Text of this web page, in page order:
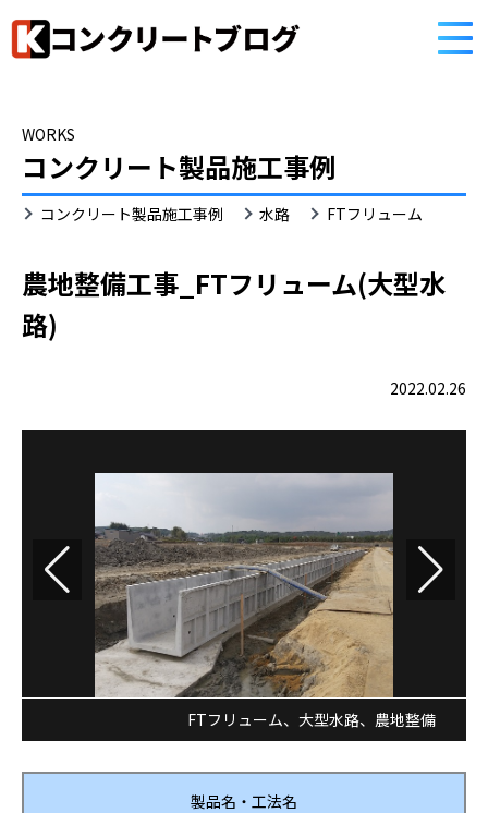
WORKS
コンクリート製品施工事例
FT
フ
ュ
ー
ム
コンクリート製品施工事例 水路 FTフリューム
農地整備工事_FTフリューム(大型水
路)
2022.02.26
FTフリューム、 大型水路、 農地整備
製品名・工法名